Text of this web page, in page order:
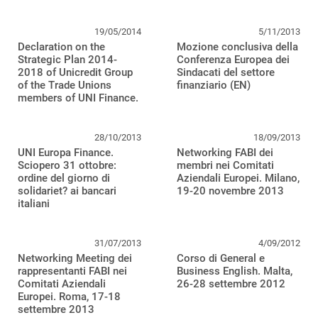
19/05/2014
Declaration on the
Strategic Plan 2014-
2018 of Unicredit Group
of the Trade Unions
members of UNI Finance.
5/11/2013
Mozione conclusiva della
Conferenza Europea dei
Sindacati del settore
finanziario (EN)
28/10/2013
UNI Europa Finance.
Sciopero 31 ottobre:
ordine del giorno di
solidariet? ai bancari
italiani
18/09/2013
Networking FABI dei
membri nei Comitati
Aziendali Europei. Milano,
19-20 novembre 2013
31/07/2013
Networking Meeting dei
rappresentanti FABI nei
Comitati Aziendali
Europei. Roma, 17-18
settembre 2013
4/09/2012
Corso di General e
Business English. Malta,
26-28 settembre 2012